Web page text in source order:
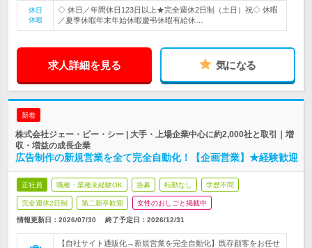
休日
休暇
◇ 休日／年間休日123日以上★完全週休2日制（土日）祝◇ 休暇
／夏季休暇年末年始休暇慶弔休暇有給休…
求人詳細を見る 気になる
新着
株式会社ジェー・ピー・シー | 大手・上場企業中心に約2,000社と取引｜増
収・増益の成長企業
広告制作の新規営業を全て完全自動化！【企画営業】★経験歓迎
正社員 職種・業種未経験OK 急募 転勤なし 学歴不問
完全週休2日制 第二新卒歓迎 女性のおしごと掲載中
情報更新日：2026/07/30 終了予定日： 2026/12/31
【自社サイト通販化→新規営業を完全自動化】既存顧客をお任せ